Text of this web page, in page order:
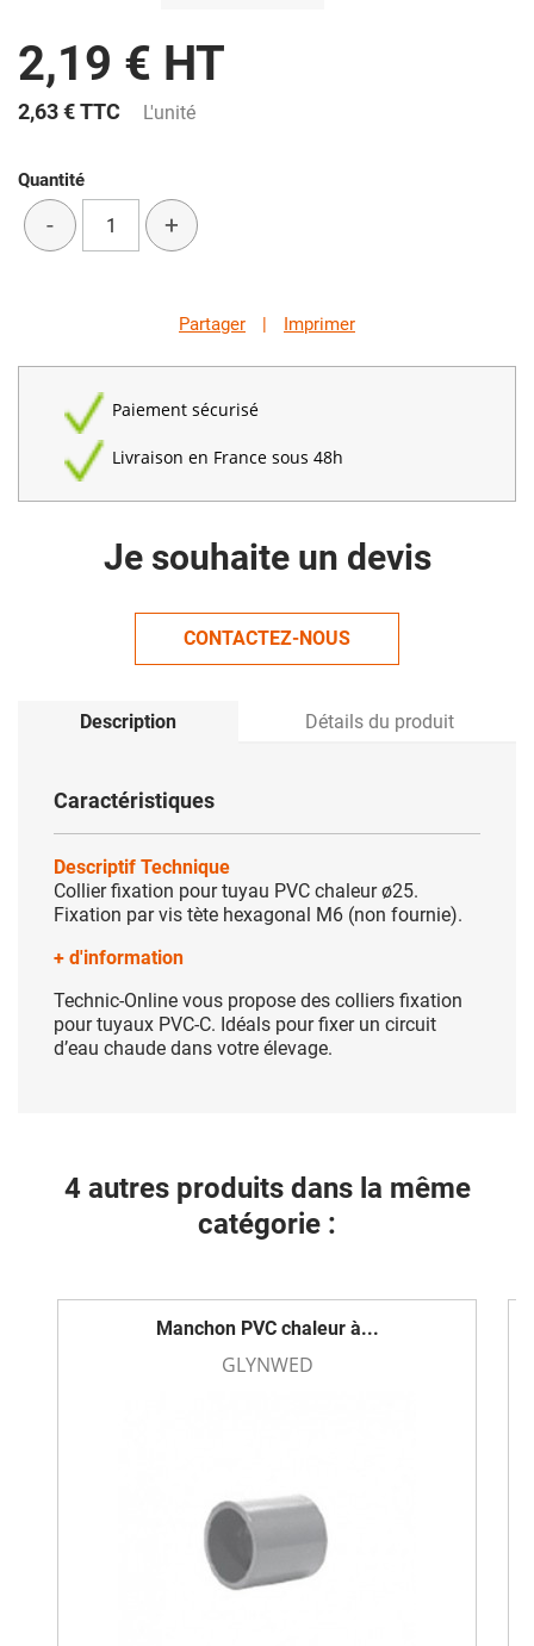
2,19 € HT
2,63 €TTC L'unité
Quantité
- +
Partager | Imprimer
Paiement sécurisé
Livraison en France sous 48h
Je souhaite un devis
CONTACTEZ-NOUS
Description Détails du produit
Caractéristiques
Descriptif Technique
Collier fixation pour tuyau PVC chaleur ø25.
Fixation par vis tète hexagonal M6 (non fournie).
+ d'information
Technic-Online vous propose des colliers fixation
pour tuyaux PVC-C. Idéals pour fixer un circuit
d’eau chaude dans votre élevage.
4 autres produits dans la même
catégorie :
Manchon PVC chaleur à...
GLYNWED